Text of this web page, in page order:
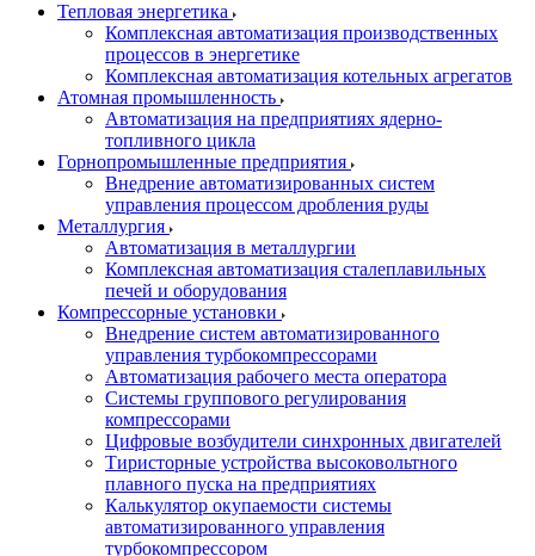
Тепловая энергетика
Комплексная автоматизация производственных
процессов в энергетике
Комплексная автоматизация котельных агрегатов
Атомная промышленность
Автоматизация на предприятиях ядерно-
топливного цикла
Горнопромышленные предприятия
Внедрение автоматизированных систем
управления процессом дробления руды
Металлургия
Автоматизация в металлургии
Комплексная автоматизация сталеплавильных
печей и оборудования
Компрессорные установки
Внедрение систем автоматизированного
управления турбокомпрессорами
Автоматизация рабочего места оператора
Системы группового регулирования
компрессорами
Цифровые возбудители синхронных двигателей
Тиристорные устройства высоковольтного
плавного пуска на предприятиях
Калькулятор окупаемости системы
автоматизированного управления
турбокомпрессором